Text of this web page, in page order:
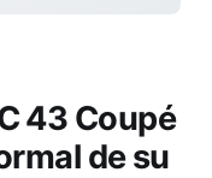
43 Coupé
de su